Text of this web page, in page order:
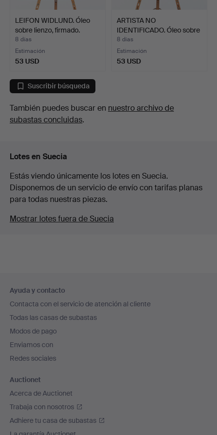
LEIFON WIDLUND. Óleo
sobre lienzo, firmado.
8 días
Estimación
53 USD
ARTISTA NO
IDENTIFICADO. Óleo sobre
lienzo…
8 días
Estimación
53 USD
Suscribir búsqueda
También puedes buscar en nuestro archivo de
subastas concluidas.
Lotes en Suecia
Estás viendo únicamente los lotes en Suecia.
Disponemos de un servicio de envío con tarifas planas
para todas nuestras piezas.
Mostrar lotes fuera de Suecia
en
el
pie
de
página
Ayuda y contacto
Contacta con el servicio de atención al cliente
Todas las casas de subastas
Modos de pago
Enviamos con
Redes sociales
Auctionet
Acerca de Auctionet
Trabaja con nosotros
Adhiere tu casa de subastas